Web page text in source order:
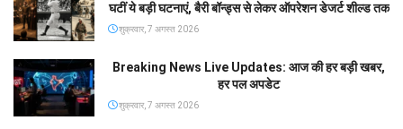
घटीं ये बड़ी घटनाएं, बैरी बॉन्ड्स से लेकर ऑपरेशन डेजर्ट शील्ड तक
शुक्रवार, 7 अगस्त 2026
Breaking News Live Updates: आज की हर बड़ी खबर,
हर पल अपडेट
शुक्रवार, 7 अगस्त 2026